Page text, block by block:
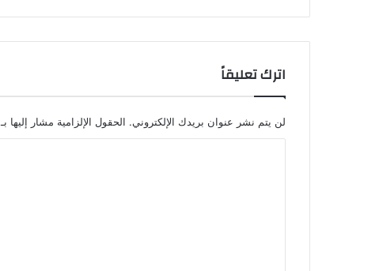
اترك تعليقاً
لن يتم نشر عنوان بريدك الإلكتروني. الحقول الإلزامية مشار إليها بـ